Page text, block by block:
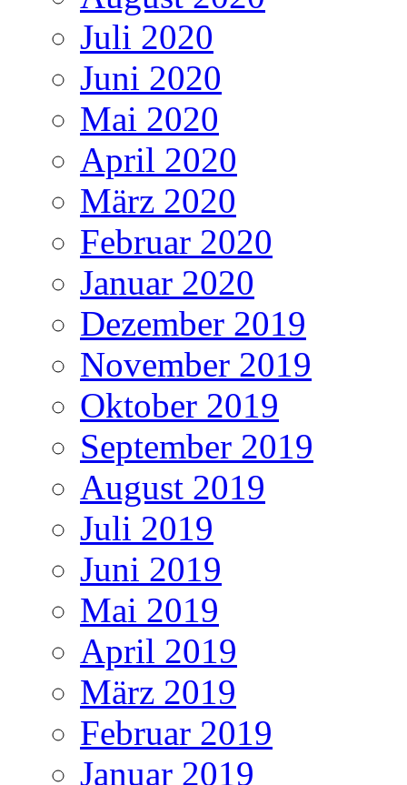
Juli 2020
Juni 2020
Mai 2020
April 2020
März 2020
Februar 2020
Januar 2020
Dezember 2019
November 2019
Oktober 2019
September 2019
August 2019
Juli 2019
Juni 2019
Mai 2019
April 2019
März 2019
Februar 2019
Januar 2019